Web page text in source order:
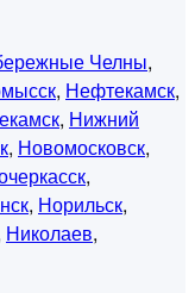
Челны,
, Нефтекамск,
, Нижний
, Новомосковск,
,
, Норильск,
Николаев,